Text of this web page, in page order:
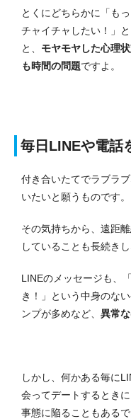
とくにどちらかに「も
チャイチャしたい！」
と、 モヤモヤした心理
も時間の問題ですよ。
毎日LINEや電話
付き合いたてでラブラ
いたいと願うものです。
その気持ちから、遠距
していることも長続き
LINEのメッセージも、
き！」という中身のな
ンプが多めなど、 異常
しかし、何かある毎に
会ってデートするとき
事態に陥ることもあるで